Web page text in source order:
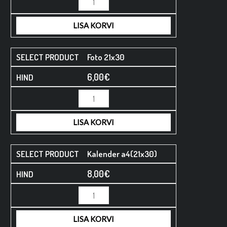
LISA KORVI
Foto 21x30
6,00€
LISA KORVI
Kalender a4(21x30)
8,00€
LISA KORVI